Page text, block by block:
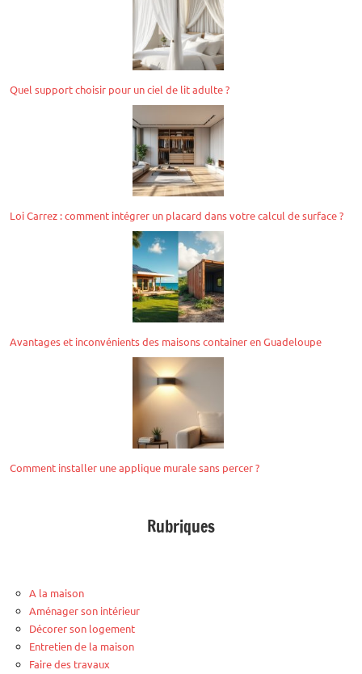
Quel support choisir pour un ciel de lit adulte ?
Loi Carrez : comment intégrer un placard dans votre calcul de surface ?
Avantages et inconvénients des maisons container en Guadeloupe
Comment installer une applique murale sans percer ?
Rubriques
A la maison
Aménager son intérieur
Décorer son logement
Entretien de la maison
Faire des travaux